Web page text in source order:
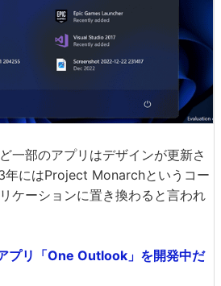
一部のアプリはデザインが更新さ
年にはProject Monarchというコー
ケーションに置き換わると言われ
プリ「One Outlook」を開発中だ